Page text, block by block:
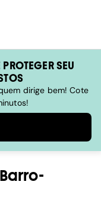
SEU
dirige bem! Cote
Barro-